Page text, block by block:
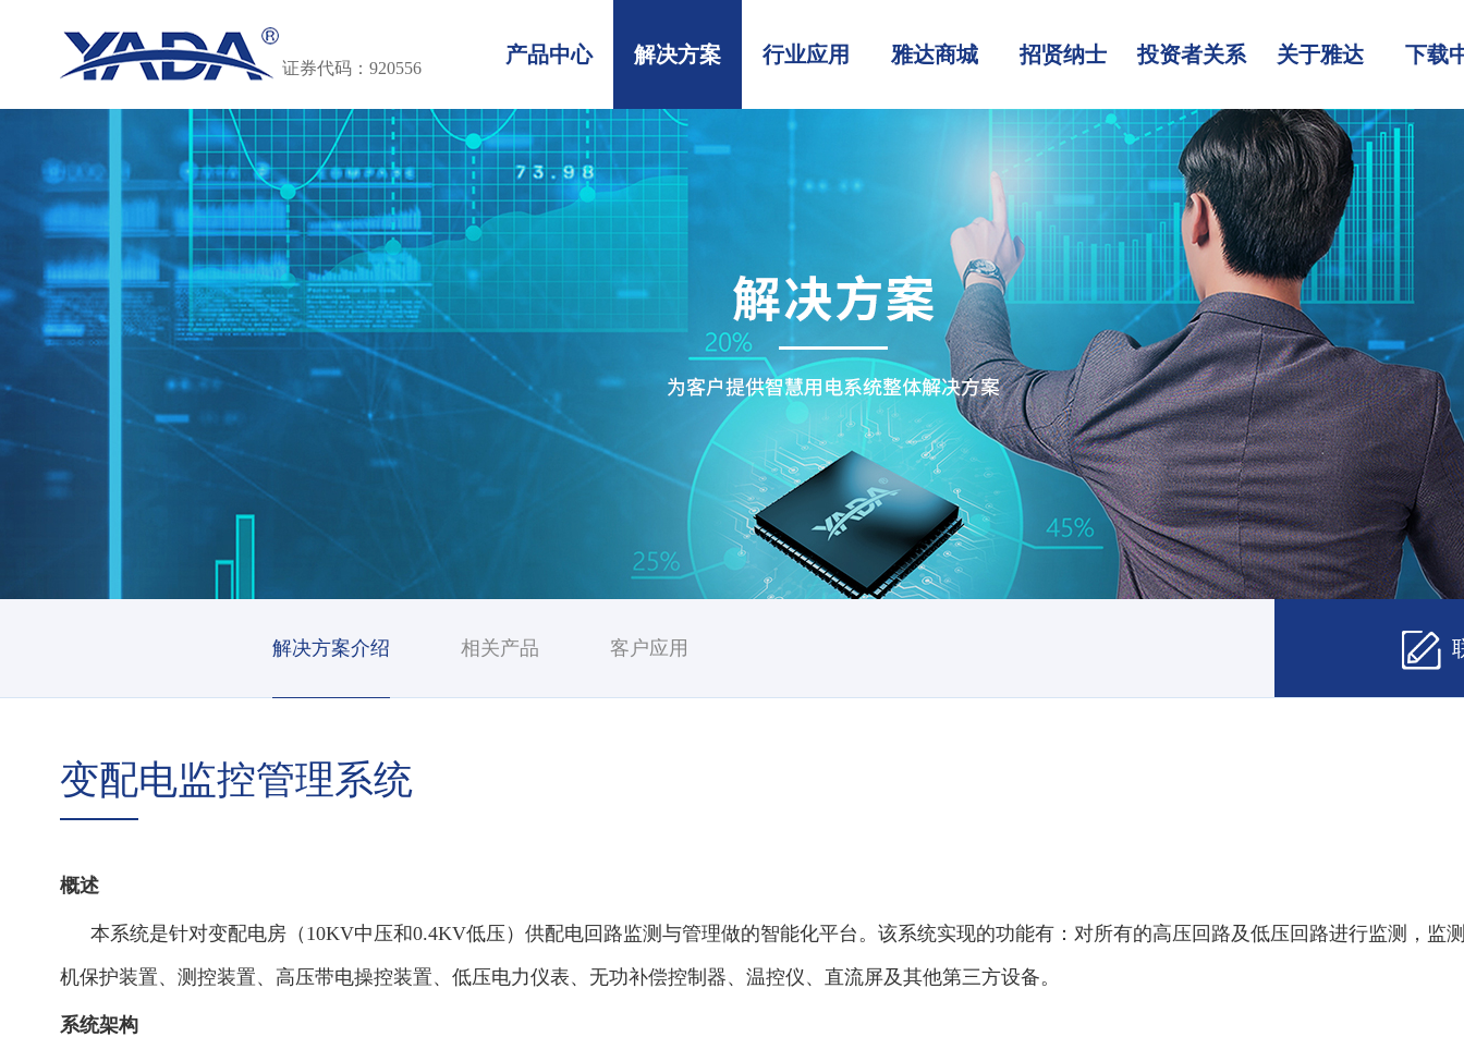
证券代码：920556
产品中心 解决方案 行业应用 雅达商城 招贤纳士 投资者关系 关于雅达 下载
解决方案介绍 相关产品 客户应用
变配电监控管理系统
概述
本系统是针对变配电房（ 10KV中压和0.4KV低压）供配电回路监测与管理做的智能化平台。该系统实现的功能有：对所有的高压回路及低压回路进行监测，监
机保护装置、测控装置、高压带电操控装置、低压电力仪表、无功补偿控制器、温控仪、直流屏及其他第三方设备。
系统架构